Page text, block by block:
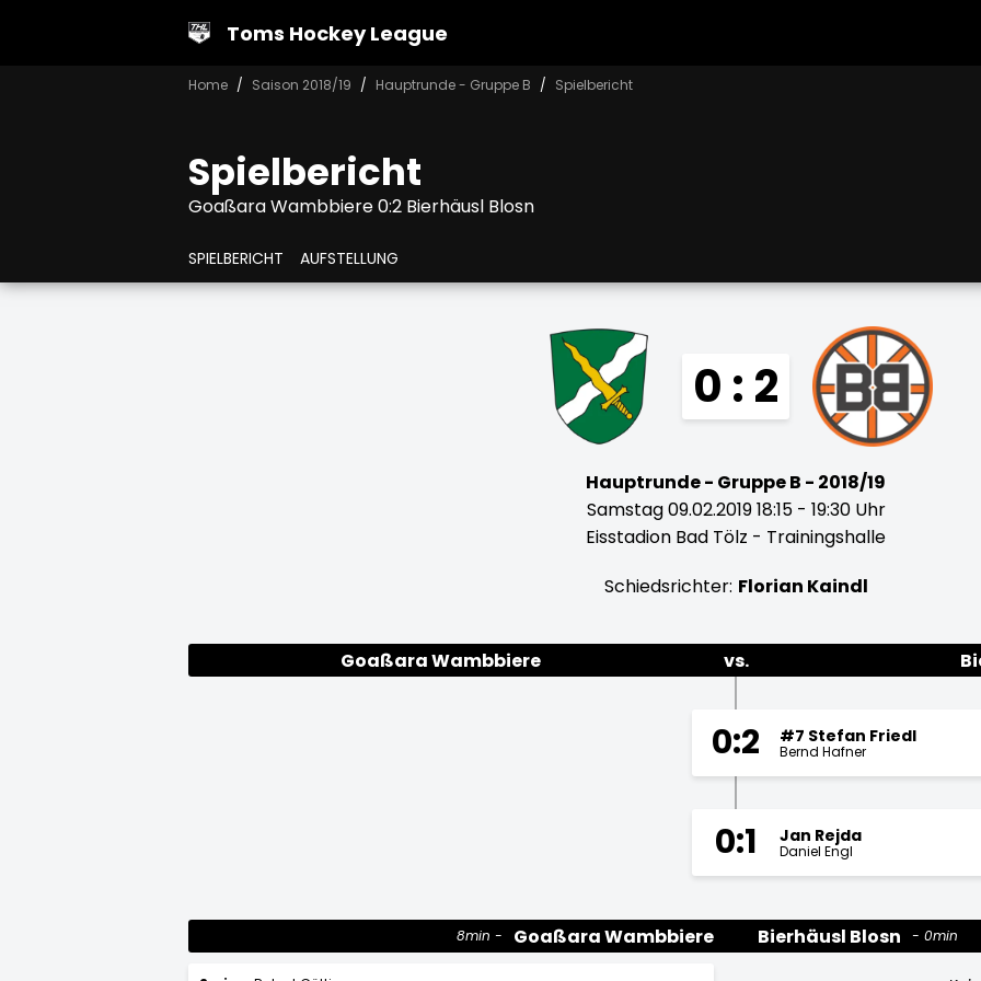
Toms Hockey League
Home Saison 2018/19 Hauptrunde - Gruppe B Spielbericht
Spielbericht
Goaßara Wambbiere 0:2 Bierhäusl Blosn
SPIELBERICHT AUFSTELLUNG
0 : 2
Hauptrunde - Gruppe B - 2018/19
Samstag 09.02.2019 18:15 - 19:30 Uhr
Eisstadion Bad Tölz - Trainingshalle
Schiedsrichter: Florian Kaindl
Goaßara Wambbiere vs.
0:2 #7 Stefan Friedl
Bernd Hafner
0:1 Jan Rejda
Daniel Engl
Goaßara Wambbiere
8min Bierhäusl Blosn 0min